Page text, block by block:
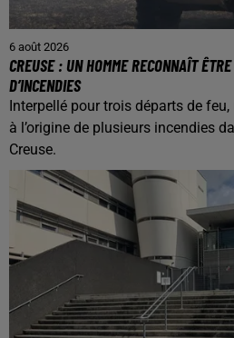
6 août 2026
CREUSE : UN HOMME RECONNAÎT
D’INCENDIES
Interpellé pour trois départs de
à l’origine de plusieurs incendies
Creuse.